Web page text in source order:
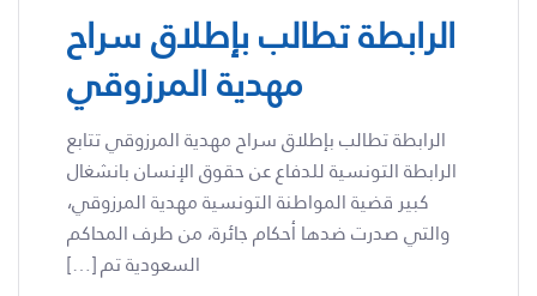
الرابطة تطالب بإطلاق سراح
مهدية المرزوقي
الرابطة تطالب بإطلاق سراح مهدية المرزوقي تتابع
الرابطة التونسية للدفاع عن حقوق الإنسان بانشغال
كبير قضية المواطنة التونسية مهدية المرزوقي،
والتي صدرت ضدها أحكام جائرة، من طرف المحاكم
السعودية تم […]